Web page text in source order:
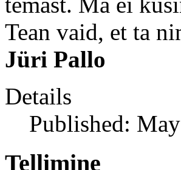
Tean vaid, et ta
Jüri Pallo
Details
Published:
Tellimine